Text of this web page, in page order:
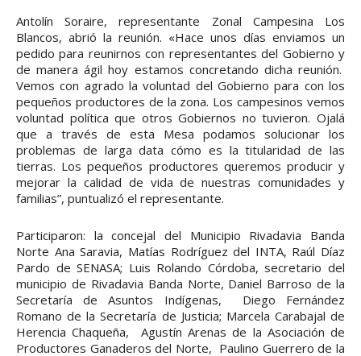
Antolín Soraire, representante Zonal Campesina Los
Blancos, abrió la reunión. «Hace unos días enviamos un
pedido para reunirnos con representantes del Gobierno y
de manera ágil hoy estamos concretando dicha reunión.
Vemos con agrado la voluntad del Gobierno para con los
pequeños productores de la zona. Los campesinos vemos
voluntad política que otros Gobiernos no tuvieron. Ojalá
que a través de esta Mesa podamos solucionar los
problemas de larga data cómo es la titularidad de las
tierras. Los pequeños productores queremos producir y
mejorar la calidad de vida de nuestras comunidades y
familias”, puntualizó el representante.
Participaron: la concejal del Municipio Rivadavia Banda
Norte Ana Saravia, Matías Rodríguez del INTA, Raúl Díaz
Pardo de SENASA; Luis Rolando Córdoba, secretario del
municipio de Rivadavia Banda Norte, Daniel Barroso de la
Secretaría de Asuntos Indígenas, Diego Fernández
Romano de la Secretaría de Justicia; Marcela Carabajal de
Herencia Chaqueña, Agustín Arenas de la Asociación de
Productores Ganaderos del Norte, Paulino Guerrero de la